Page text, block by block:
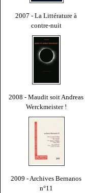
2007 - La Littérature à
contre-nuit
2008 - Maudit soit Andreas
Werckmeister !
2009 - Archives Bernanos
n°11